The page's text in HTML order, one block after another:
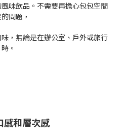
味飲品。不需要再擔心包包空間
問題，
，無論是在辦公室、戶外或旅行
時。
感和層次感